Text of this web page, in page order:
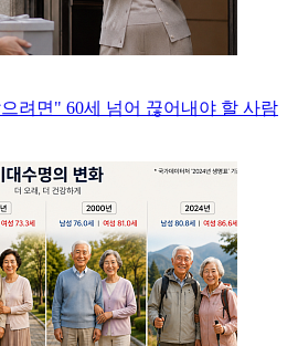
려면" 60세 넘어 끊어내야 할 사람